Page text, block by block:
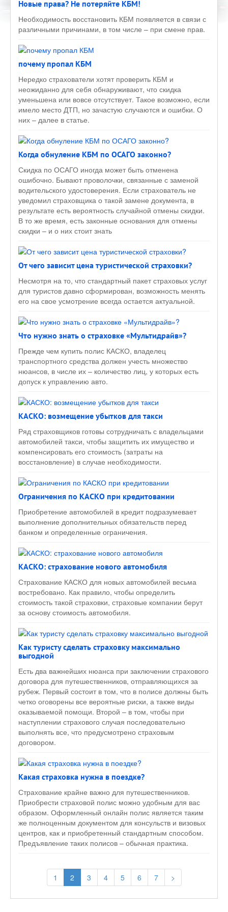
Новые права? Не потеряйте КБМ!
Необходимость восстановить КБМ появляется в связи с
различными причинами, в том числе – при смене прав.
почему пропал КБМ
Нередко страхователи хотят проверить КБМ и
неожиданно для себя обнаруживают, что скидка
уменьшена или вовсе отсутствует. Такое возможно, если
имело место ДТП, но зачастую случаются и ошибки. О
них – далее в статье.
Когда обнуление КБМ по ОСАГО законно?
Скидка по ОСАГО иногда может быть отменена
ошибочно. Бывают проволочки, связанные с заменой
водительского удостоверения. Если страхователь не
уведомил страховщика о такой замене документа, в
результате есть вероятность случайной отмены скидки.
В то же время, есть законные основания для отмены
скидки – и о них стоит знать
От чего зависит цена туристической страховки?
Несмотря на то, что стандартный пакет страховых услуг
для туристов давно сформирован, возможность менять
его на свое усмотрение всегда остается актуальной.
Что нужно знать о страховке «Мультидрайв»?
Прежде чем купить полис КАСКО, владелец
транспортного средства должен учесть множество
нюансов, в числе их – количество лиц, у которых есть
допуск к управлению авто.
КАСКО: возмещение убытков для такси
Ряд страховщиков готовы сотрудничать с владельцами
автомобилей такси, чтобы защитить их имущество и
компенсировать его стоимость (затраты на
восстановление) в случае необходимости.
Ограничения по КАСКО при кредитовании
Приобретение автомобилей в кредит подразумевает
выполнение дополнительных обязательств перед
банком и определенные ограничения.
КАСКО: страхование нового автомобиля
Страхование КАСКО для новых автомобилей весьма
востребовано. Как правило, чтобы определить
стоимость такой страховки, страховые компании берут
за основу стоимость автомобиля.
Как туристу сделать страховку максимально
выгодной
Есть два важнейших нюанса при заключении страхового
договора для путешественников, отправляющихся за
рубеж. Первый состоит в том, что в полисе должны быть
четко оговорены все вероятные риски, а также виды
оказываемой помощи. Второй – в том, чтобы при
наступлении страхового случая последовательно
выполнять все, что предусмотрено страховым
договором.
Какая страховка нужна в поездке?
Страхование крайне важно для путешественников.
Приобрести страховой полис можно удобным для вас
образом. Оформленный онлайн полис является таким
же полноценным документом для консульств и визовых
центров, как и приобретенный стандартным способом.
Предъявление таких полисов – обычная практика.
1 2 3 4 5 6 7 >